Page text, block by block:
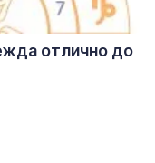
отлично до